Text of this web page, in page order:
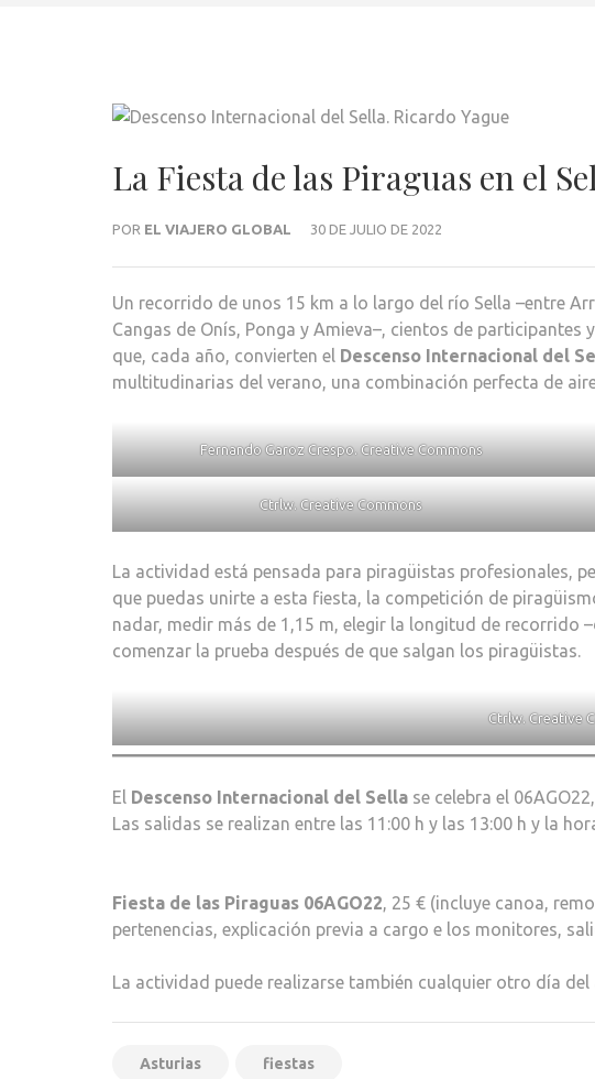
La Fiesta de las Piraguas en el
POR EL VIAJERO GLOBAL 30 DE JULIO DE 2022
Un recorrido de unos 15 km a lo largo del río Sella –entre
Cangas de Onís, Ponga y Amieva–, cientos de
que, cada año, convierten el Descenso Internacional del
multitudinarias del verano, una combinación perfecta de
Fernando Garoz Crespo. Creative Commons
Ctrlw. Creative Commons
La actividad está pensada para piragüistas profesionales,
que puedas unirte a esta fiesta, la competición de
nadar, medir más de 1,15 m, elegir la longitud de recorrido
comenzar la prueba después de que salgan los piragüistas.
Ctrlw. Creative
El Descenso Internacional del Sella se celebra el
Las salidas se realizan entre las 11:00 h y las 13:00 h y la
Fiesta de las Piraguas 06AGO22, 25 € (incluye canoa,
pertenencias, explicación previa a cargo e los monitores,
La actividad puede realizarse también cualquier otro día
Asturias fiestas